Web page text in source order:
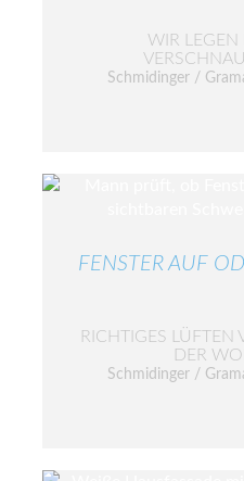
WIR LEGEN
Schmidinger /
FENSTER AUF
RICHTIGES LÜFTEN
DER
Schmidinger /